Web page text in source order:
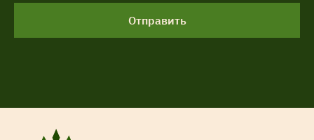
Отправить